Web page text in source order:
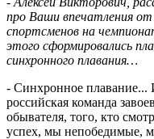
про Ваши впечатления от
спортсменов на
этого сформировались
синхронного плавания…
- Синхронное плавание...
российская команда
обывателя, того, кто
успех, мы непобедимые,